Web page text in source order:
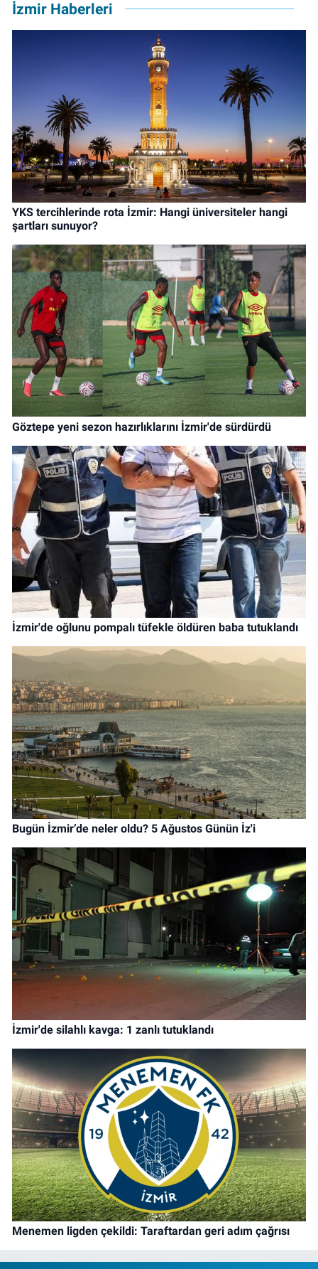
İzmir Haberleri
YKS tercihlerinde rota İzmir: Hangi üniversiteler hangi
şartları sunuyor?
Göztepe yeni sezon hazırlıklarını İzmir'de sürdürdü
İzmir'de oğlunu pompalı tüfekle öldüren baba tutuklandı
Bugün İzmir’de neler oldu? 5 Ağustos Günün İz'i
İzmir'de silahlı kavga: 1 zanlı tutuklandı
Menemen ligden çekildi: Taraftardan geri adım çağrısı